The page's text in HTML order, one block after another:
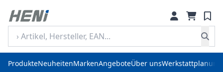
ProdukteNeuheitenMarkenAngeboteÜber unsWerkstattplanung